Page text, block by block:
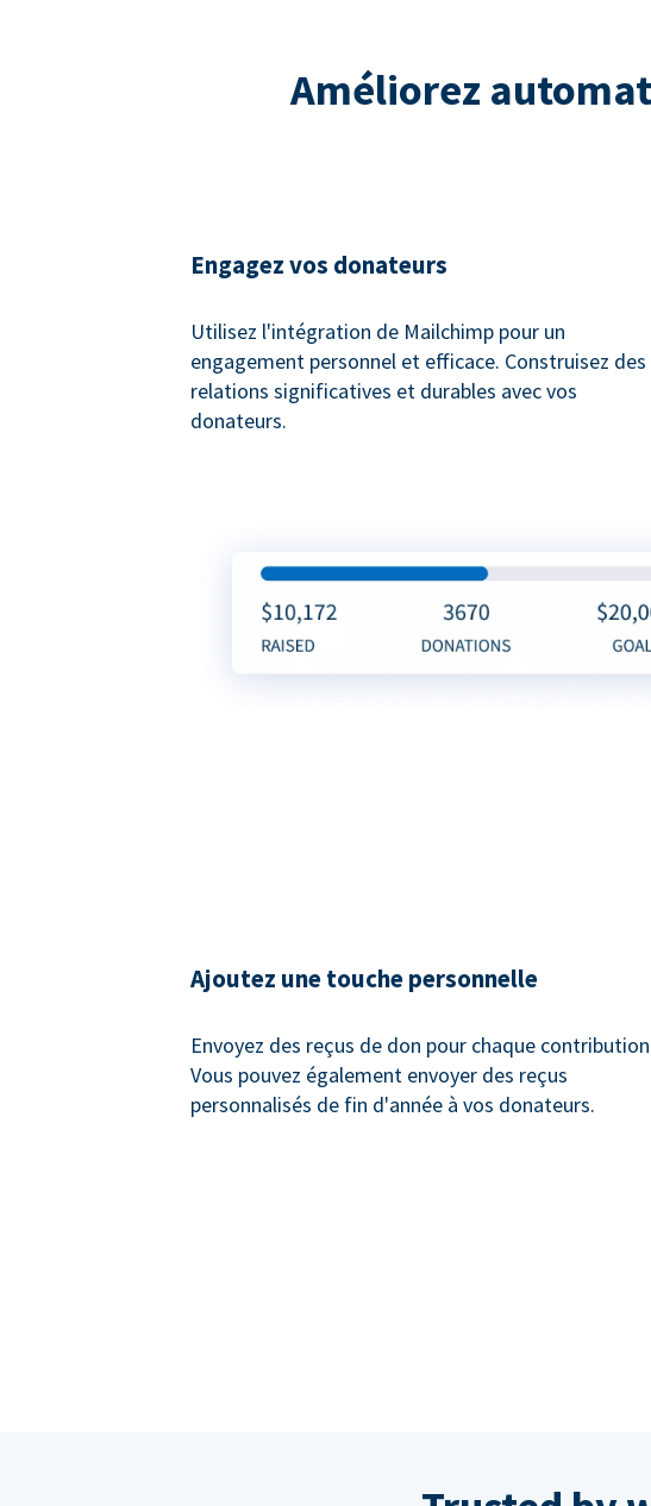
Améliorez
Engagez vos donateurs
Utilisez l'intégration de Mailchimp pour un
engagement personnel et efficace. Construisez des
relations significatives et durables avec vos
donateurs.
Ajoutez une touche personnelle
Envoyez des reçus de don pour chaque
Vous pouvez également envoyer des reçus
personnalisés de fin d'année à vos donateurs.